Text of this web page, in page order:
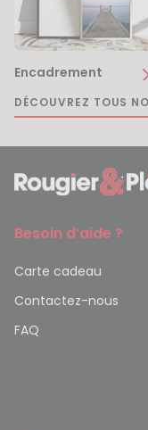
Encadrement
DÉCOUVREZ TOUS
Besoin d’aide ?
Carte cadeau
Contactez-nous
FAQ